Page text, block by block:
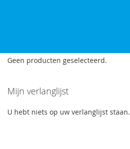
Geen producten geselecteerd.
Mijn verlanglijst
U hebt niets op uw verlanglijst staan.